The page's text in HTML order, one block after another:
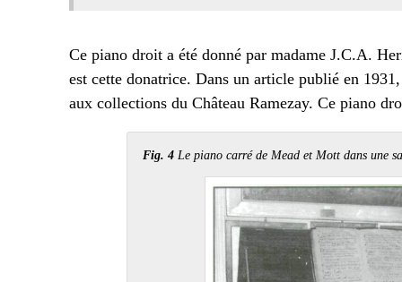
Ce piano droit a été donné par madame J.C.A.
est cette donatrice. Dans un article publié en
aux collections du Château Ramezay. Ce piano
Fig. 4 Le piano carré de Mead et Mott dans une